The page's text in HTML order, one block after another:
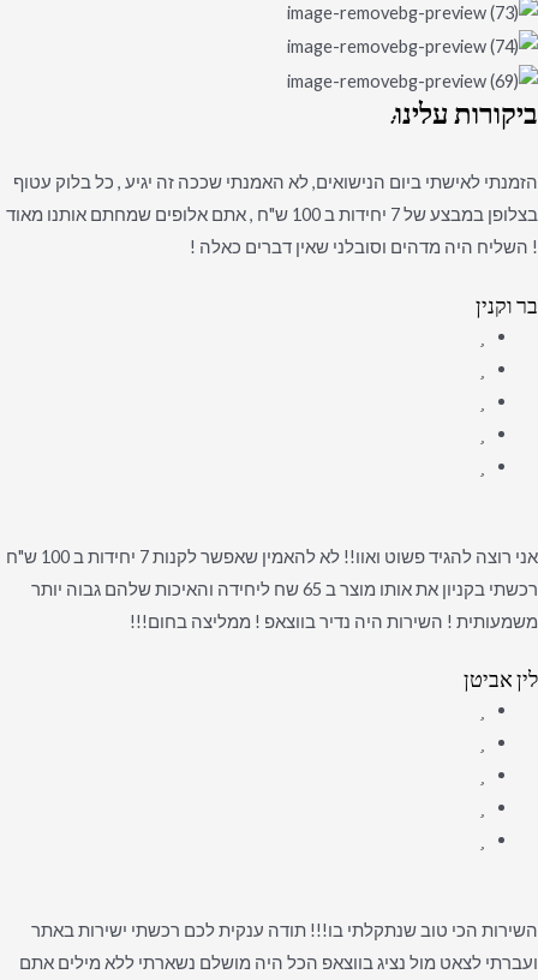
ביקורותעלינו:
הזמנתי לאישתי ביום הנישואים, לא האמנתי שככה זה יגיע , כל בלוק עטוף
בצלופן במבצע של 7 יחידות ב 100 ש"ח , אתם אלופים שמחתם אותנו מאוד
! השליח היה מדהים וסובלני שאין דברים כאלה !
בר וקנין
אני רוצה להגיד פשוט ואוו!! לא להאמין שאפשר לקנות 7 יחידות ב 100 ש"ח
רכשתי בקניון את אותו מוצר ב 65 שח ליחידה והאיכות שלהם גבוה יותר
משמעותית ! השירות היה נדיר בווצאפ ! ממליצה בחום!!!
לין אביטן
השירות הכי טוב שנתקלתי בו!!! תודה ענקית לכם רכשתי ישירות באתר
ועברתי לצאט מול נציג בווצאפ הכל היה מושלם נשארתי ללא מילים אתם